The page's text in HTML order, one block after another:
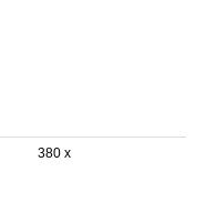
380 x